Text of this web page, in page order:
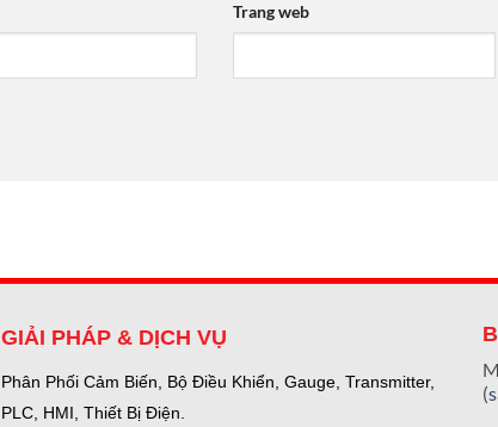
Trang web
GIẢI PHÁP & DỊCH VỤ
Phân Phối Cảm Biến, Bộ Điều Khiển, Gauge, Transmitter,
PLC, HMI, Thiết Bị Điện.
(